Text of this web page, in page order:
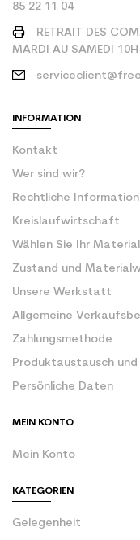
85 22 11 04
RETRAIT DES
MARDI AU SAMEDI
INFORMATION
Kontakt
Wer sind wir?
Rechtliche
Kreislaufwirtschaft
Wählen Sie Ihr Material
Zustand und
Unsere Werkstatt
Allgemeine
Zahlungsmethode
Produktaustausch und
Persönliche Daten
MEIN KONTO
Mein Konto
KATEGORIEN
Gelegenheit